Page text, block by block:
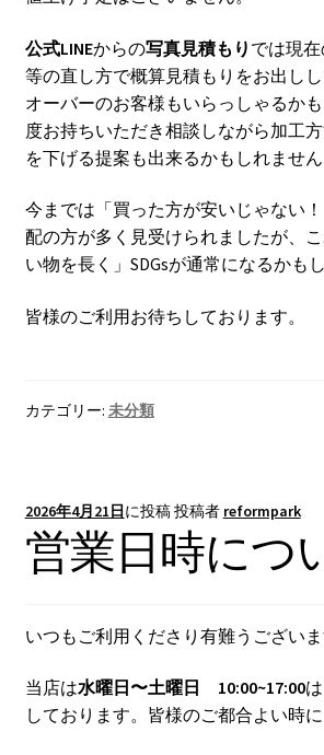
公式LINEからの写真見積もり では現
等の直し方で概算見積もりをお出し
オーバーのお客様もいらっしゃるか
度お持ちいただき相談しながら加工
を下げる提案も出来るかもしれません
今までは「買った方が安いじゃない
配の方が多く見受けられましたが、
い物を長く」SDGsが通常になるかも
皆様のご利用お待ちしております。
カテゴリー: 未分類
2026年4月21日に投稿投稿者 reformpark
営業日時につ
いつもご利用くださり有難うございま
当店は水曜日〜土曜日 10:00~17:00
しております。皆様のご都合よい時に